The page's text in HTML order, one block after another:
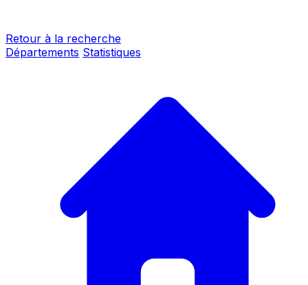
Retour à la recherche
Départements Statistiques